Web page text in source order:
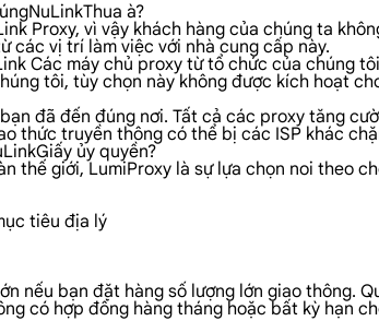
à?
Proxy, vì vậy khách hàng của chúng ta
các vị trí làm việc với nhà cung cấp này.
Các máy chủ proxy từ tổ chức của chúng
tôi, tùy chọn này không được kích hoạt
đã đến đúng nơi. Tất cả các proxy tăng
thức truyền thông có thể bị các ISP khác
ủy quyền?
thế giới, LumiProxy là sự lựa chọn noi theo
tiêu địa lý
nếu bạn đặt hàng số lượng lớn giao thông.
có hợp đồng hàng tháng hoặc bất kỳ hạn